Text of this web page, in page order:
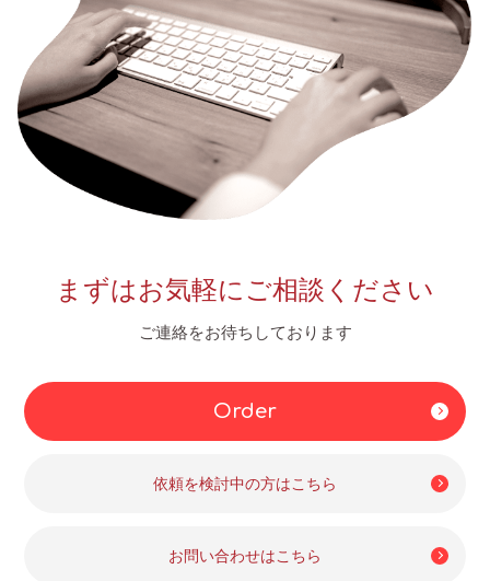
まずはお気軽にご相談ください
ご連絡をお待ちしております
Order
依頼を検討中の方はこちら
お問い合わせはこちら